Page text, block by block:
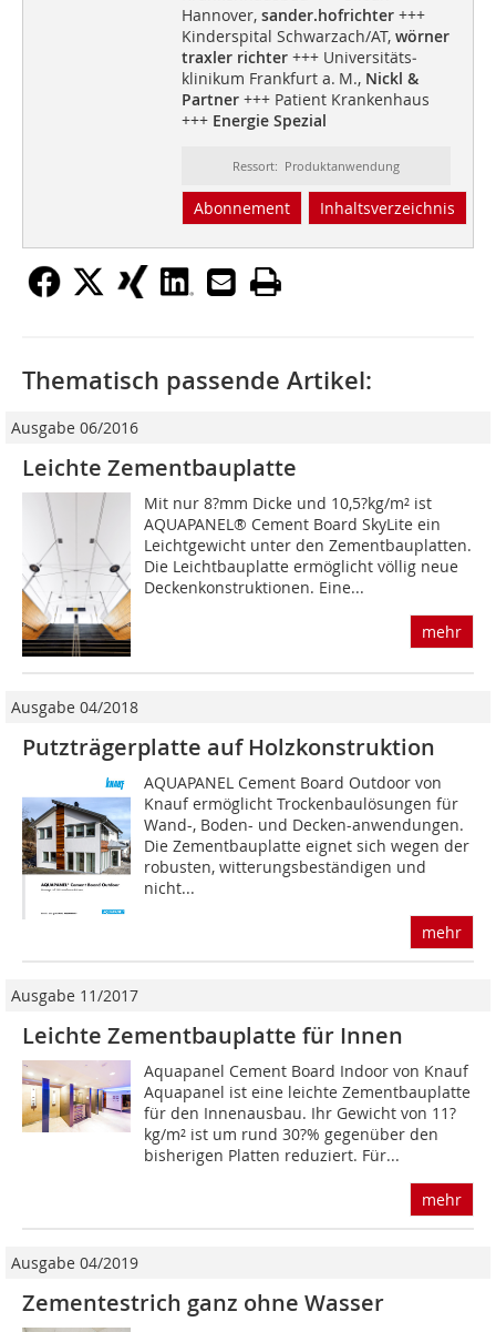
Hannover, sander.hofrichter+++
Kinderspital Schwarzach/AT,wörner
traxler richter+++ Universitäts­
klinikum Frankfurt a. M., Nickl &
Partner+++ Patient Krankenhaus
+++ Energie Spezial
Ressort: Produktanwendung
Abonnement Inhaltsverzeichnis
Thematisch passende Artikel:
Ausgabe 06/2016
Leichte Zementbauplatte
Mit nur 8?mm Dicke und 10,5?kg/m² ist
AQUAPANEL® Cement Board SkyLite ein
Leichtgewicht unter den Zementbauplatten.
Die Leichtbauplatte ermöglicht völlig neue
Deckenkonstruktionen. Eine...
mehr
Ausgabe 04/2018
Putzträgerplatte auf Holzkonstruktion
AQUAPANEL Cement Board Outdoor von
Knauf ermöglicht Trockenbaulösungen für
Wand-, Boden- und Decken-anwendungen.
Die Zementbauplatte eignet sich wegen der
robusten, witterungsbeständigen und
nicht...
mehr
Ausgabe 11/2017
Leichte Zementbauplatte für Innen
Aquapanel Cement Board Indoor von Knauf
Aquapanel ist eine leichte Zementbauplatte
für den Innenausbau. Ihr Gewicht von 11?
kg/m² ist um rund 30?% gegenüber den
bisherigen Platten reduziert. Für...
mehr
Ausgabe 04/2019
Zementestrich ganz ohne Wasser